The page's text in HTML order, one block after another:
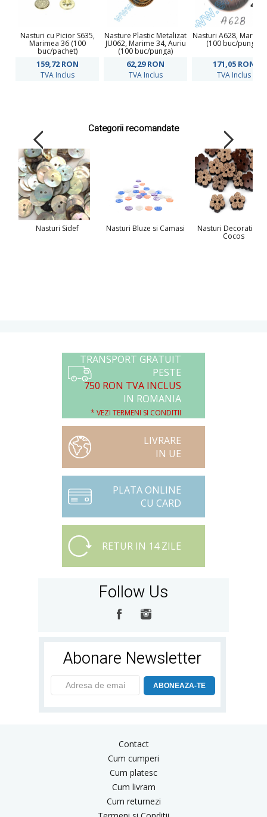
Nasturi cu Picior S635,
Marimea 36 (100
buc/pachet)
159,72RON
TVA Inclus
Nasture Plastic Metalizat
JU062, Marime 34, Auriu
(100 buc/punga)
62,29RON
TVA Inclus
Nasturi A628, Marime
(100 buc/punga)
171,05 RON
TVA Inclus
Categorii recomandate
Nasturi Sidef Nasturi Bluze si Camasi Nasturi Decorativi
Cocos
TRANSPORT GRATUIT
PESTE
750 RON TVA INCLUS
IN ROMANIA
* VEZI TERMENI SI CONDITII
LIVRARE
IN UE
PLATA ONLINE
CU CARD
RETUR IN 14 ZILE
Follow Us
Abonare Newsletter
ABONEAZA-TE
Contact
Cum cumperi
Cum platesc
Cum livram
Cum returnezi